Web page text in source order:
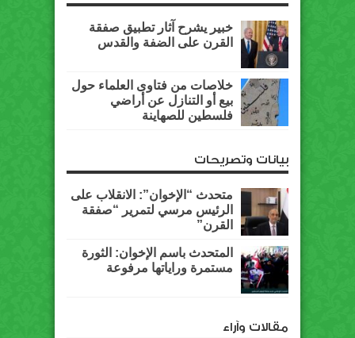
خبير يشرح آثار تطبيق صفقة
القرن على الضفة والقدس
خلاصات من فتاوى العلماء حول
بيع أو التنازل عن أراضي
فلسطين للصهاينة
بيانات وتصريحات
متحدث “الإخوان”: الانقلاب على
الرئيس مرسي لتمرير “صفقة
القرن”
المتحدث باسم الإخوان: الثورة
مستمرة وراياتها مرفوعة
مقالات وآراء